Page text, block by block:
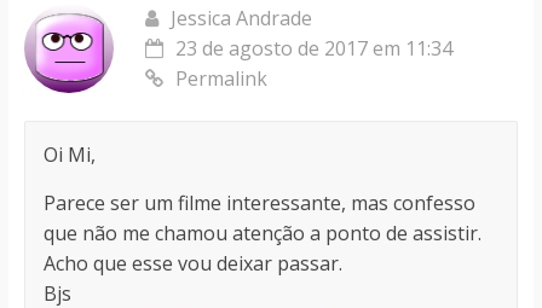
Jessica Andrade
23 de agosto de 2017 em 11:34
Permalink
Oi Mi,
Parece ser um filme interessante, mas confesso
que não me chamou atenção a ponto de assistir.
Acho que esse vou deixar passar.
Bjs